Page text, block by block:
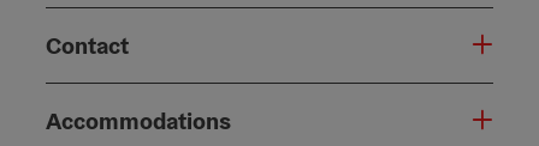
Contact
Accommodations